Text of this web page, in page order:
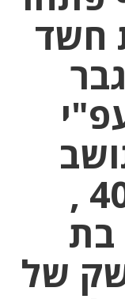
חשד
עכו בשנות ה-40 ,
בת
של